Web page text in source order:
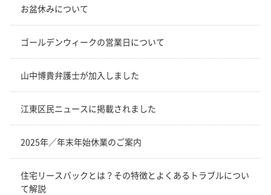
お盆休みについて
ゴールデンウィークの営業日について
山中博貴弁護士が加入しました
江東区民ニュースに掲載されました
2025年／年末年始休業のご案内
住宅リースバックとは？その特徴とよくあるトラブルについ
て解説